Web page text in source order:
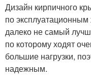
Дизайн кирпичного
по эксплуатационным
далеко не самый
по которому ходят
большие нагрузки,
надежным.